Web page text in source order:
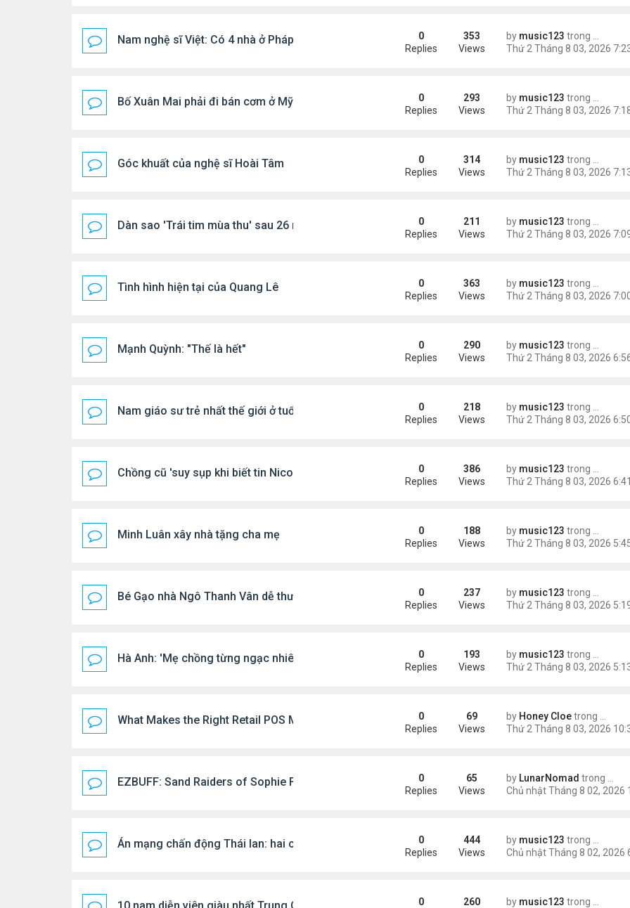
Nam nghệ sĩ Việt: Có 4 nhà ở Pháp, sống gần tháp Eiffel... by music123 trong
0
Replies
353
Views
Bố Xuân Mai phải đi bán cơm ở Mỹ by music123 trong
0
Replies
293
Views
Góc khuất của nghệ sĩ Hoài Tâm by music123 trong
0
Replies
314
Views
Dàn sao 'Trái tim mùa thu' sau 26 năm by music123 trong
0
Replies
211
Views
Tình hình hiện tại của Quang Lê by music123 trong
0
Replies
363
Views
Mạnh Quỳnh: "Thế là hết" by music123 trong
0
Replies
290
Views
Nam giáo sư trẻ nhất thế giới ở tuổi 18 by music123 trong
0
Replies
218
Views
Chồng cũ 'suy sụp khi biết tin Nicole Kidman có tình mới' by music123 trong
0
Replies
386
Views
Minh Luân xây nhà tặng cha mẹ by music123 trong
0
Replies
188
Views
Bé Gạo nhà Ngô Thanh Vân dễ thương trong tiệc thôi nôi by music123 trong
0
Replies
237
Views
Hà Anh: 'Mẹ chồng từng ngạc nhiên vì tôi luôn trả tiền...' by music123 trong
0
Replies
193
Views
What Makes the Right Retail POS Matter? by Honey Cloetrong
0
Replies
69
Views
EZBUFF: Sand Raiders of Sophie Farming Guide: Best Ways to Collect Valuable Resources
by LunarNomad trong
0
Replies
65
Views
Án mạng chấn động Thái lan: hai chị em người Nga bị giết... by music123 trong
0
Replies
444
Views
by music123 trong
0 260